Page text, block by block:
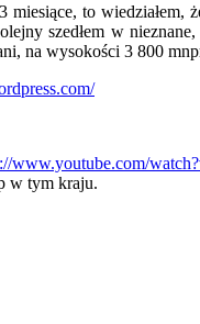
miesiące, to wiedziałem,
szedłem w
na wysokości 3 800
www.youtube.com/
w tym kraju.